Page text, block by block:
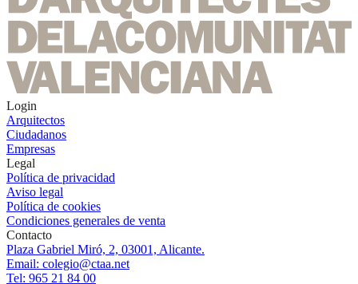
Login
Arquitectos
Ciudadanos
Empresas
Legal
Política de privacidad
Aviso legal
Política de cookies
Condiciones generales de venta
Contacto
Plaza Gabriel Miró, 2, 03001, Alicante.
Email: colegio@ctaa.net
Tel: 965 21 84 00